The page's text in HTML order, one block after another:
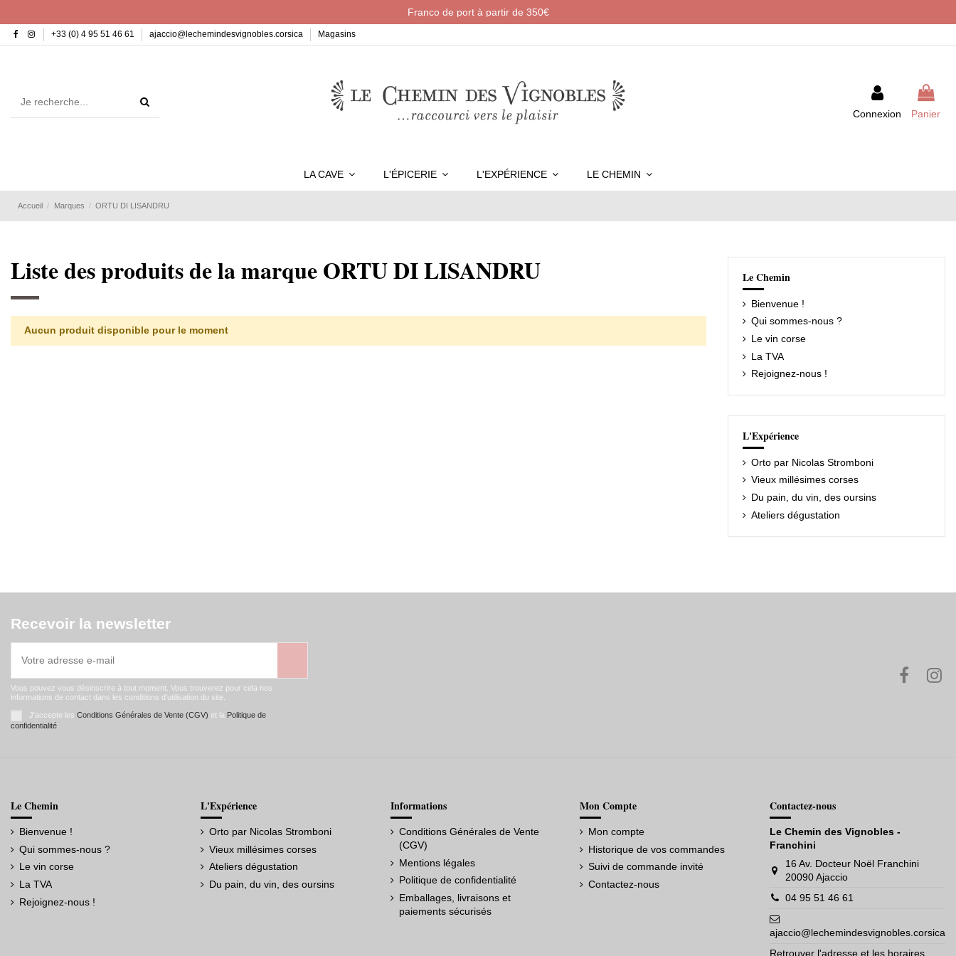
Franco de port à partir de 350€
+33 (0) 4 95 51 46 61 ajaccio@lechemindesvignobles.corsica Magasins
Connexion Panier
LA CAVE L'ÉPICERIE L'EXPÉRIENCE LE CHEMIN
Accueil Marques ORTU DI LISANDRU
Liste des produits de la marque ORTU DI LISANDRU
Aucun produit disponible pour le moment
Le Chemin
Bienvenue !
Qui sommes-nous ?
Le vin corse
La TVA
Rejoignez-nous !
L'Expérience
Orto par Nicolas Stromboni
Vieux millésimes corses
Du pain, du vin, des oursins
Ateliers dégustation
Recevoir la newsletter
Vous pouvez vous désinscrire à tout moment. Vous trouverez pour cela nos
informations de contact dans les conditions d'utilisation du site.
J'accepte les Conditions Générales de Vente (CGV) et la Politique de
confidentialité
Le Chemin
Bienvenue !
Qui sommes-nous ?
Le vin corse
La TVA
Rejoignez-nous !
L'Expérience
Orto par Nicolas Stromboni
Vieux millésimes corses
Ateliers dégustation
Du pain, du vin, des oursins
Informations
Conditions Générales de Vente
(CGV)
Mentions légales
Politique de confidentialité
Emballages, livraisons et
paiements sécurisés
Mon Compte
Mon compte
Historique de vos commandes
Suivi de commande invité
Contactez-nous
Contactez-nous
Le Chemin des Vignobles -
Franchini
16 Av. Docteur Noël Franchini
20090 Ajaccio
04 95 51 46 61
ajaccio@lechemindesvignobles.corsica
Retrouver l'adresse et les horaires